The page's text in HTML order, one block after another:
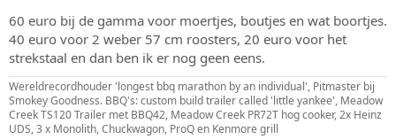
60 euro bij de gamma voor moertjes, boutjes en wat boortjes.
40 euro voor 2 weber 57 cm roosters, 20 euro voor het
strekstaal en dan ben ik er nog geen eens.
Wereldrecordhouder 'longest bbq marathon by an individual', Pitmaster bij
Smokey Goodness. BBQ's: custom build trailer called 'little yankee', Meadow
Creek TS120 Trailer met BBQ42, Meadow Creek PR72T hog cooker, 2x Heinz
UDS, 3 x Monolith, Chuckwagon, ProQ en Kenmore grill